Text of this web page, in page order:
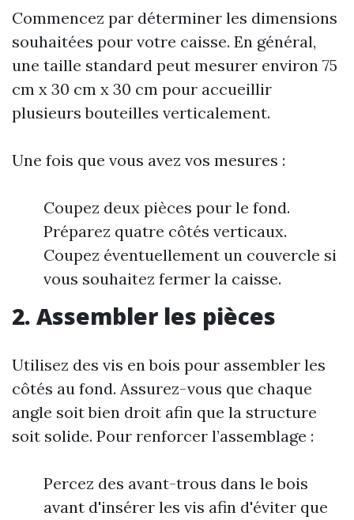
Commencez par déterminer les dimensions
souhaitées pour votre caisse. En général,
une taille standard peut mesurer environ 75
cm x 30 cm x 30 cm pour accueillir
plusieurs bouteilles verticalement.
Une fois que vous avez vos mesures :
Coupez deux pièces pour le fond.
Préparez quatre côtés verticaux.
Coupez éventuellement un couvercle si
vous souhaitez fermer la caisse.
2. Assembler les pièces
Utilisez des vis en bois pour assembler les
côtés au fond. Assurez-vous que chaque
angle soit bien droit afin que la structure
soit solide. Pour renforcer l’assemblage :
Percez des avant-trous dans le bois
avant d'insérer les vis afin d'éviter que